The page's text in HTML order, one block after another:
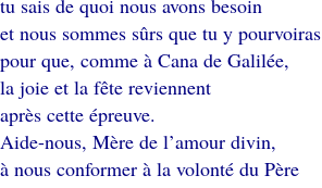
tu sais de quoi nous avons besoin
et nous sommes sûrs que tu y pourvoiras
pour que, comme à Cana de Galilée,
la joie et la fête reviennent
après cette épreuve.
Aide-nous, Mère de l’amour divin,
à nous conformer à la volonté du Père